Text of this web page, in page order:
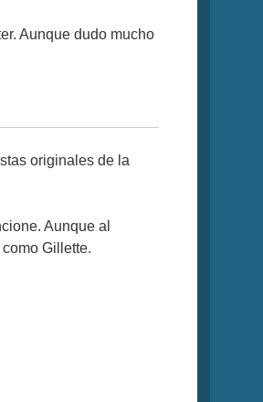
Aunque dudo mucho
originales de la
Aunque al
Gillette.